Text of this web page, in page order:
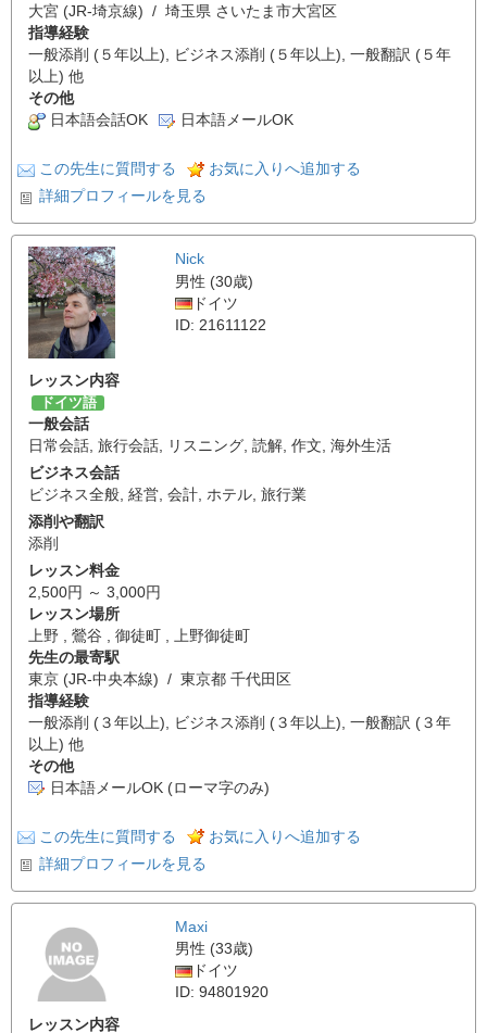
大宮 (JR-埼京線) / 埼玉県 さいたま市大宮区
指導経験
一般添削 (５年以上), ビジネス添削 (５年以上), 一般翻訳 (５年
以上) 他
その他
日本語会話OK
日本語メールOK
この先生に質問する
お気に入りへ追加する
詳細プロフィールを見る
Nick
男性 (30歳)
ドイツ
ID: 21611122
レッスン内容
ドイツ語
一般会話
日常会話 旅行会話 リスニング 読解 作文 海外生活
ビジネス会話
ビジネス全般 経営 会計 ホテル 旅行業
添削や翻訳
添削
レッスン料金
2,500円 ～ 3,000円
レッスン場所
上野 , 鶯谷 , 御徒町 , 上野御徒町
先生の最寄駅
東京 (JR-中央本線) / 東京都 千代田区
指導経験
一般添削 (３年以上), ビジネス添削 (３年以上), 一般翻訳 (３年
以上) 他
その他
日本語メールOK (ローマ字のみ)
この先生に質問する
お気に入りへ追加する
詳細プロフィールを見る
Maxi
男性 (33歳)
ドイツ
ID: 94801920
レッスン内容